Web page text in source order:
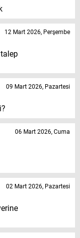
12 Mart 2026, Perşembe
09 Mart 2026, Pazartesi
06 Mart 2026, Cuma
02 Mart 2026, Pazartesi